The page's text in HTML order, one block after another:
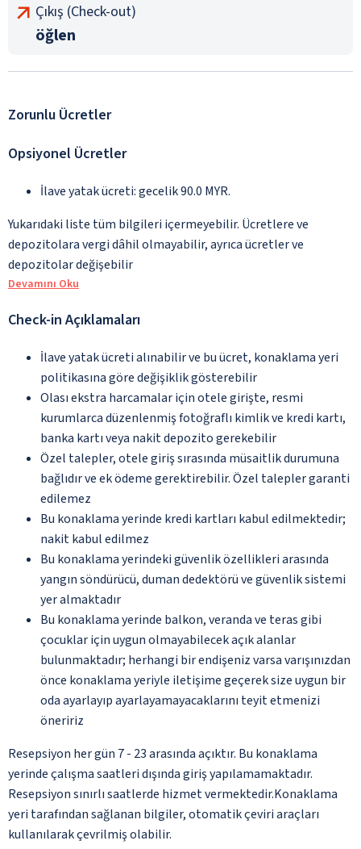
Çıkış (Check-out)
öğlen
Zorunlu Ücretler
Opsiyonel Ücretler
İlave yatak ücreti: gecelik 90.0 MYR.
Yukarıdaki liste tüm bilgileri içermeyebilir. Ücretlere ve
depozitolara vergi dâhil olmayabilir, ayrıca ücretler ve
depozitolar değişebilir
Devamını Oku
Check-in Açıklamaları
İlave yatak ücreti alınabilir ve bu ücret, konaklama yeri
politikasına göre değişiklik gösterebilir
Olası ekstra harcamalar için otele girişte, resmi
kurumlarca düzenlenmiş fotoğraflı kimlik ve kredi kartı,
banka kartı veya nakit depozito gerekebilir
Özel talepler, otele giriş sırasında müsaitlik durumuna
bağlıdır ve ek ödeme gerektirebilir. Özel talepler garanti
edilemez
Bu konaklama yerinde kredi kartları kabul edilmektedir;
nakit kabul edilmez
Bu konaklama yerindeki güvenlik özellikleri arasında
yangın söndürücü, duman dedektörü ve güvenlik sistemi
yer almaktadır
Bu konaklama yerinde balkon, veranda ve teras gibi
çocuklar için uygun olmayabilecek açık alanlar
bulunmaktadır; herhangi bir endişeniz varsa varışınızdan
önce konaklama yeriyle iletişime geçerek size uygun bir
oda ayarlayıp ayarlayamayacaklarını teyit etmenizi
öneririz
Resepsiyon her gün 7 - 23 arasında açıktır. Bu konaklama
yerinde çalışma saatleri dışında giriş yapılamamaktadır.
Resepsiyon sınırlı saatlerde hizmet vermektedir.Konaklama
yeri tarafından sağlanan bilgiler, otomatik çeviri araçları
kullanılarak çevrilmiş olabilir.